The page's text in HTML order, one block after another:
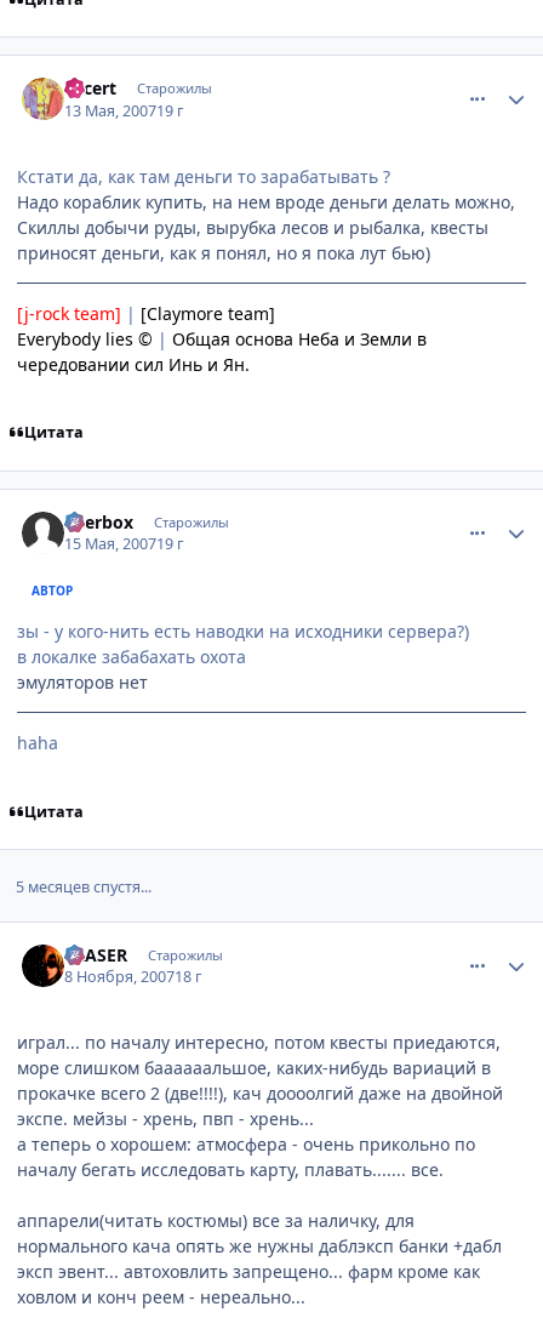
Lacert Старожилы
13 Мая, 200719 г
Кстати да, как там деньги то зарабатывать ?
Надо кораблик купить, на нем вроде деньги делать можно,
Скиллы добычи руды, вырубка лесов и рыбалка, квесты
приносят деньги, как я понял, но я пока лут бью)
[j-rock team] | [Claymore team]
Everybody lies © | Общая основа Неба и Земли в
чередовании сил Инь и Ян.
Цитата
Beerbox Старожилы
15 Мая, 200719 г
АВТОР
зы - у кого-нить есть наводки на исходники сервера?)
в локалке забабахать охота
эмуляторов нет
haha
Цитата
5 месяцев спустя...
ERASER Старожилы
8 Ноября, 200718 г
играл... по началу интересно, потом квесты приедаются,
море слишком баааааальшое, каких-нибудь вариаций в
прокачке всего 2 (две!!!!), кач доооолгий даже на двойной
экспе. мейзы - хрень, пвп - хрень...
а теперь о хорошем: атмосфера - очень прикольно по
началу бегать исследовать карту, плавать....... все.
аппарели(читать костюмы) все за наличку, для
нормального кача опять же нужны даблэксп банки +дабл
эксп эвент... автоховлить запрещено... фарм кроме как
ховлом и конч реем - нереально...